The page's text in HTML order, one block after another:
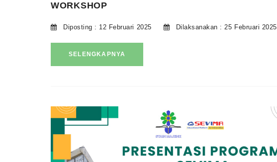
WORKSHOP
Diposting : 12 Februari 2025 Dilaksanakan : 25 Februari 2025
SELENGKAPNYA